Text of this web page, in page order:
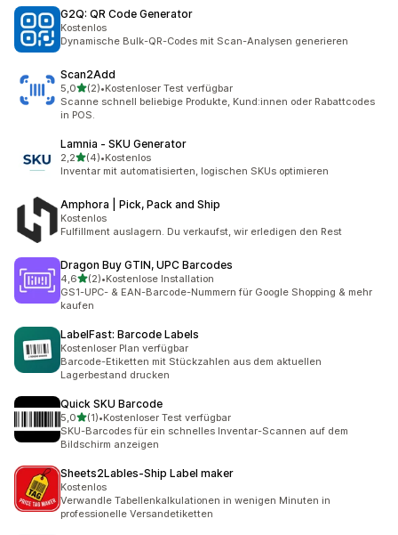
G2Q: QR Code Generator
Kostenlos
Dynamische Bulk-QR-Codes mit Scan-Analysen generieren
Scan2Add
5,0von 5 Sternen
(2)
2 Rezensionen insgesamt
•Kostenloser Test verfügbar
Scanne schnell beliebige Produkte, Kund:innen oder Rabattcodes
in POS.
Lamnia ‑ SKU Generator
2,2von 5 Sternen
(4)
4 Rezensionen insgesamt
•Kostenlos
Inventar mit automatisierten, logischen SKUs optimieren
Amphora | Pick, Pack and Ship
Kostenlos
Fulfillment auslagern. Du verkaufst, wir erledigen den Rest
Dragon Buy GTIN, UPC Barcodes
4,6von 5 Sternen
(2)
2 Rezensionen insgesamt
•Kostenlose Installation
GS1-UPC- & EAN-Barcode-Nummern für Google Shopping & mehr
kaufen
LabelFast: Barcode Labels
Kostenloser Plan verfügbar
Barcode-Etiketten mit Stückzahlen aus dem aktuellen
Lagerbestand drucken
Quick SKU Barcode
5,0von 5 Sternen
(1)
1 Rezensionen insgesamt
•Kostenloser Test verfügbar
SKU-Barcodes für ein schnelles Inventar-Scannen auf dem
Bildschirm anzeigen
Sheets2Lables‑Ship Label maker
Kostenlos
Verwandle Tabellenkalkulationen in wenigen Minuten in
professionelle Versandetiketten